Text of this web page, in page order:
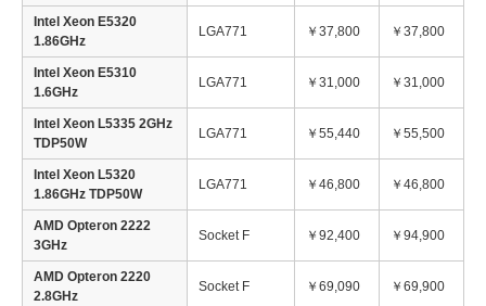
Intel Xeon E5320
1.86GHz
LGA771 ￥37,800 ￥37,800
Intel Xeon E5310
1.6GHz
LGA771 ￥31,000 ￥31,000
Intel Xeon L5335 2GHz
TDP50W
LGA771 ￥55,440 ￥55,500
Intel Xeon L5320
1.86GHz TDP50W
LGA771 ￥46,800 ￥46,800
AMD Opteron 2222
3GHz
Socket F ￥92,400 ￥94,900
AMD Opteron 2220
2.8GHz
Socket F ￥69,090 ￥69,900